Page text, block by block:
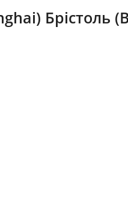
Брістоль